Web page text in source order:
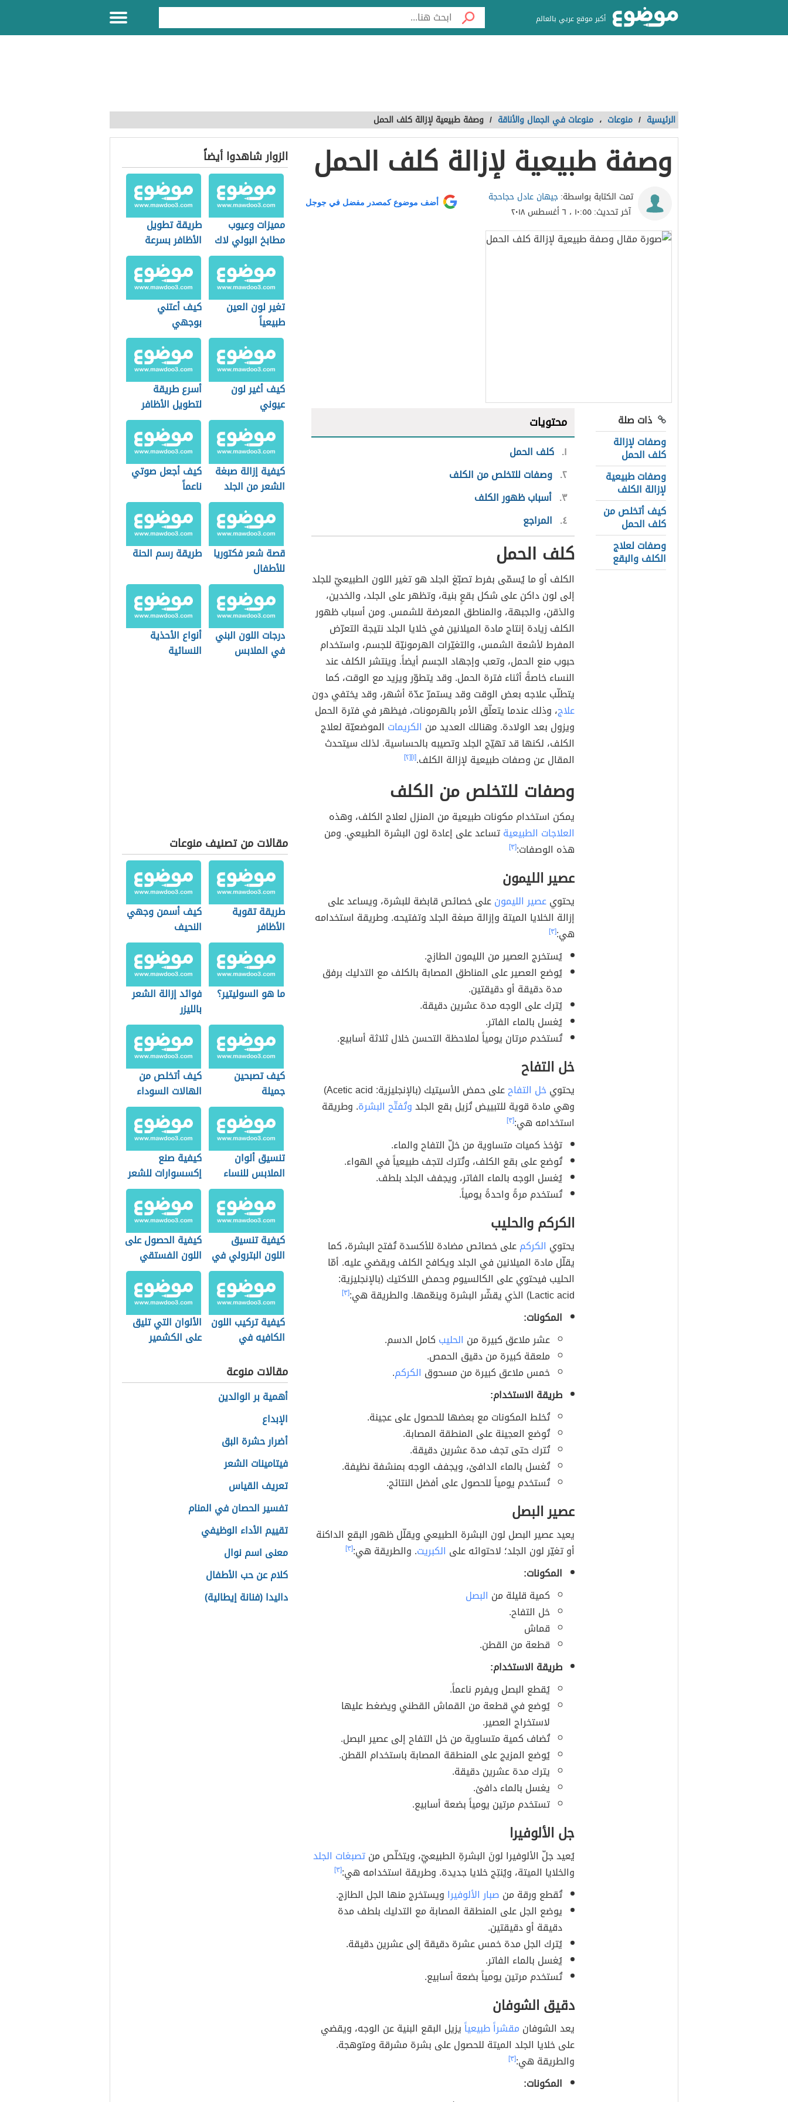
أكبر موقع عربي بالعالم
الرئيسية / منوعات ، منوعات في الجمال والأناقة / وصفة طبيعية لإزالة كلف الحمل
وصفة طبيعية لإزالة كلف الحمل
تمت الكتابة بواسطة:جيهان عادل حجاحجة
آخر تحديث:١٠:٥٥ ، ٦ أغسطس ٢٠١٨
أضف موضوع كمصدر مفضل في جوجل
ذات صلة
وصفات لإزالة
كلف الحمل
وصفات طبيعية
لإزالة الكلف
كيف أتخلص من
كلف الحمل
وصفات لعلاج
الكلف والبقع
محتويات
١ كلف الحمل
٢ وصفات للتخلص من الكلف
٣ أسباب ظهور الكلف
٤ المراجع
كلف الحمل
الكلف أو ما يُسمّى بفرط تصبّغ الجلد هو تغير اللون الطبيعيّ للجلد
إلى لون داكن على شكل بقعٍ بنية، وتظهر على الجلد، والخدين،
والذقن، والجبهة، والمناطق المعرضة للشمس. ومن أسباب ظهور
الكلف زيادة إنتاج مادة الميلانين في خلايا الجلد نتيجة التعرّض
المفرط لأشعة الشمس، والتغيّرات الهرمونيّة للجسم، واستخدام
حبوب منع الحمل، وتعب وإجهاد الجسم أيضاً. وينتشر الكلف عند
النساء خاصةً أثناء فترة الحمل. وقد يتطوّر ويزيد مع الوقت، كما
يتطلّب علاجه بعض الوقت وقد يستمرّ عدّة أشهر، وقد يختفي دون
علاج، وذلك عندما يتعلّق الأمر بالهرمونات، فيظهر في فترة الحمل
ويزول بعد الولادة. وهنالك العديد من الكريمات الموضعيّة لعلاج
الكلف، لكنها قد تهيّج الجلد وتصيبه بالحساسية. لذلك سيتحدث
المقال عن وصفات طبيعية لإزالة الكلف.[١] [٢]
وصفات للتخلص من الكلف
يمكن استخدام مكونات طبيعية من المنزل لعلاج الكلف، وهذه
العلاجات الطبيعيةتساعد على إعادة لون البشرة الطبيعي. ومن
هذه الوصفات:[٣]
عصير الليمون
يحتويعصير الليمونعلى خصائص قابضة للبشرة، ويساعد على
إزالة الخلايا الميتة وإزالة صبغة الجلد وتفتيحه. وطريقة استخدامه
هي:[٣]
يُستخرج العصير من الليمون الطازج.
يُوضع العصير على المناطق المصابة بالكلف مع التدليك برفق
مدة دقيقة أو دقيقتين.
يُترك على الوجه مدة عشرين دقيقة.
يُغسل بالماء الفاتر.
تُستخدم مرتان يومياً لملاحظة التحسن خلال ثلاثة أسابيع.
خل التفاح
يحتويخل التفاح
على حمض الأسيتيك (بالإنجليزية: Acetic acid)
وهي مادة قوية للتبييض تُزيل بقع الجلدوتُفتّح البشرة. وطريقة
استخدامه هي:[٣]
تؤخذ كميات متساوية من خلّ التفاح والماء.
تُوضع على بقع الكلف، وتُترك لتجف طبيعياً في الهواء.
يُغسل الوجه بالماء الفاتر، ويجفف الجلد بلطف.
تُستخدم مرةً واحدةً يومياً.
الكركم والحليب
يحتوي الكركمعلى خصائص مضادة للأكسدة تُفتح البشرة، كما
يقلّل مادة الميلانين في الجلد ويكافح الكلف ويقضي عليه. أمّا
الحليب فيحتوي على الكالسيوم وحمض اللاكتيك (بالإنجليزية:
Lactic acid) الذي يقشّر البشرة وينعّمها. والطريقة هي:
[٣]
المكونات:
عشر ملاعق كبيرة من الحليب كامل الدسم.
ملعقة كبيرة من دقيق الحمص.
خمس ملاعق كبيرة من مسحوق الكركم.
طريقة الاستخدام:
تُخلط المكونات مع بعضها للحصول على عجينة.
تُوضع العجينة على المنطقة المصابة.
تُترك حتى تجف مدة عشرين دقيقة.
تُغسل بالماء الدافئ، ويجفف الوجه بمنشفة نظيفة.
تُستخدم يومياً للحصول على أفضل النتائج.
عصير البصل
يعيد عصير البصل لون البشرة الطبيعي ويقلّل ظهور البقع الداكنة
أو تغيّر لون الجلد؛ لاحتوائه على الكبريت. والطريقة هي:[٣]
المكونات:
كمية قليلة من البصل
خل التفاح.
قماش
قطعة من القطن.
طريقة الاستخدام:
يُقطع البصل ويفرم ناعماً.
يُوضع في قطعة من القماش القطني ويضغط عليها
لاستخراج العصير.
تُضاف كمية متساوية من خل التفاح إلى عصير البصل.
يُوضع المزيج على المنطقة المصابة باستخدام القطن.
يترك مدة عشرين دقيقة.
يغسل بالماء دافئ.
تستخدم مرتين يومياً بضعة أسابيع.
جل الألوفيرا
يُعيد جلّ الألوفيرا لونَ البشرةِ الطبيعيّ، ويتخلّص منتصبغات الجلد
والخلايا الميتة، ويُنتِج خلايا جديدة. وطريقة استخدامه هي:[٣]
تُقطع ورقة من صبار الألوفيرا ويستخرج منها الجل الطازج.
يوضع الجل على المنطقة المصابة مع التدليك بلطف مدة
دقيقة أو دقيقتين.
يُترك الجل مدة خمس عشرة دقيقة إلى عشرين دقيقة.
يُغسل بالماء الفاتر.
تُستخدم مرتين يومياً بضعة أسابيع.
دقيق الشوفان
يعد الشوفان مقشراً طبيعياًيزيل البقع البنية عن الوجه، ويقضي
على خلايا الجلد الميتة للحصول على بشرة مشرقة ومتوهجة.
والطريقة هي:[٣]
المكونات:
الزوار شاهدوا أيضاً
مميزات وعيوب
مطابخ البولي لاك
طريقة تطويل
الأظافر بسرعة
تغير لون العين
طبيعياً
كيف أعتني
بوجهي
كيف أغير لون
عيوني
أسرع طريقة
لتطويل الأظافر
كيفية إزالة صبغة
الشعر من الجلد
كيف أجعل صوتي
ناعماً
قصة شعر فكتوريا
للأطفال
طريقة رسم الحنة
درجات اللون البني
في الملابس
أنواع الأحذية
النسائية
مقالات من تصنيف منوعات
طريقة تقوية
الأظافر
كيف أسمن وجهي
النحيف
ما هو السوليتير؟
فوائد إزالة الشعر
بالليزر
كيف تصبحين
جميلة
كيف أتخلص من
الهالات السوداء
تنسيق ألوان
الملابس للنساء
كيفية صنع
إكسسوارات للشعر
كيفية تنسيق
اللون البترولي في
الحوائط
كيفية الحصول على
اللون الفستقي
في الدهان
كيفية تركيب اللون
الكافيه في
الألوان التي تليق
على الكشمير
مقالات منوعة
أهمية بر الوالدين
الإبداع
أضرار حشرة البق
فيتامينات الشعر
تعريف القياس
تفسير الحصان في المنام
تقييم الأداء الوظيفي
معنى اسم نوال
كلام عن حب الأطفال
داليدا (فنانة إيطالية)